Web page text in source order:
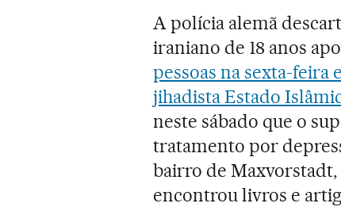
A polícia alemã
iraniano de 18 anos
pessoas na sexta-feira
jihadista Estado
neste sábado que o
tratamento por
bairro de
encontrou livros e